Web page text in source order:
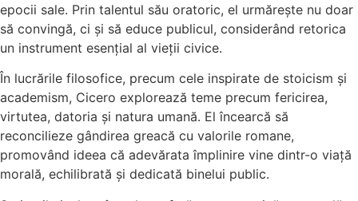
epocii sale. Prin talentul său oratoric, el urmărește nu doar
să convingă, ci și să educe publicul, considerând retorica
un instrument esențial al vieții civice.
În lucrările filosofice, precum cele inspirate de stoicism și
academism, Cicero explorează teme precum fericirea,
virtutea, datoria și natura umană. El încearcă să
reconcilieze gândirea greacă cu valorile romane,
promovând ideea că adevărata împlinire vine dintr-o viață
morală, echilibrată și dedicată binelui public.